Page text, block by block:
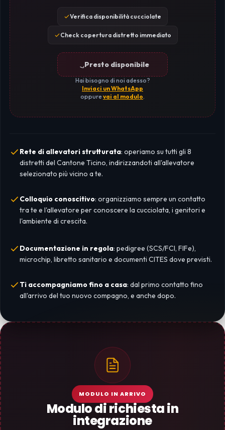
Verifica disponibilità cucciolate
Check copertura distretto immediato
Presto disponibile
Hai bisogno di noi adesso?
Inviaci un WhatsApp
oppurevai al modulo.
Rete di allevatori strutturata: operiamo su tutti gli 8
distretti del Cantone Ticino, indirizzandoti all'allevatore
selezionato più vicino a te.
Colloquio conoscitivo: organizziamo sempre un contatto
tra te e l'allevatore per conoscere la cucciolata, i genitori e
l'ambiente di crescita.
Documentazione in regola: pedigree (SCS/FCI, FIFe),
microchip, libretto sanitario e documenti CITES dove previsti.
Ti accompagniamo fino a casa: dal primo contatto fino
all'arrivo del tuo nuovo compagno, e anche dopo.
MODULO IN ARRIVO
Modulo di richiesta in
integrazione